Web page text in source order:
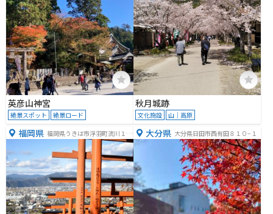
英彦山神宮
絶景スポット 絶景ロード
秋月城跡
文化施設 山｜高原
福岡県 福岡県うきは市浮羽町流川１５
大分県 大分県日田市西有田８１０−１